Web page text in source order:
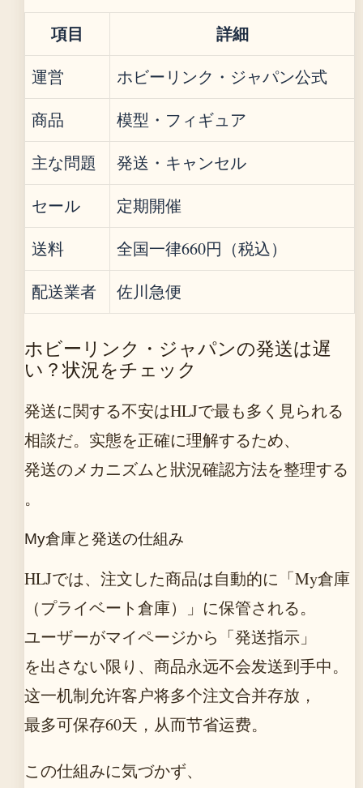
項目 詳細
運営
ホビーリンク・ジャパン公式
商品
模型・フィギュア
主な問題
発送・キャンセル
セール
定期開催
送料
全国一律660円（税込）
配送業者
佐川急便
ホビーリンク・ジャパンの発送は遅
い？状況をチェック
発送に関する不安はHLJで最も多く見られる
相談だ。实態を正確に理解するため、
発送のメカニズムと狀況確認方法を整理する
。
My倉庫と発送の仕組み
HLJでは、注文した商品は自動的に「My倉庫
（プライベート倉庫）」に保管される。
ユーザーがマイページから「発送指示」
を出さない限り、商品永远不会发送到手中。
这一机制允许客户将多个注文合并存放，
最多可保存60天，从而节省运费。
この仕組みに気づかず、